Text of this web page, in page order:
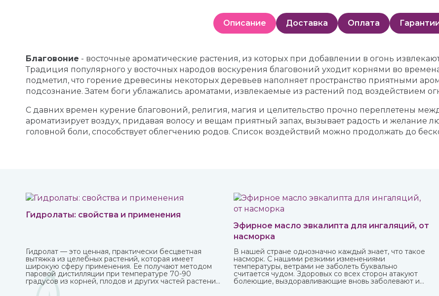
Описание Доставка Оплата
Благовоние - восточные ароматические растения, из которых при добавлении в огонь
Традиция популярного у восточных народов воскурения благовоний уходит корнями во
подметил, что горение древесины некоторых деревьев наполняет пространство приятными
подсознание. Затем боги ублажались ароматами, извлекаемые из растений под воздействием
С давних времен курение благовоний, религия, магия и целительство прочно переплетены
ароматизирует воздух, придавая волосу и вещам приятный запах, вызывает радость и желание
головной боли, способствует облегчению родов. Список воздействий можно продолжать до
Гидролаты: свойства и применения
Гидролат — это ценная, практически бесцветная
вытяжка из целебных растений, которая имеет
широкую сферу применения. Ее получают методом
паровой дистилляции при температуре 70-90
градусов из корней, плодов и других частей растений.
При этом вещества совершенно не разрушаются, а
Эфирное масло эвкалипта для ингаляций, от
насморка
В нашей стране однозначно каждый знает, что такое
насморк. С нашими резкими изменениями
температуры, ветрами не заболеть буквально
считается чудом. Здоровых со всех сторон атакуют
болеющие, выздоравливающие вновь заболевают и